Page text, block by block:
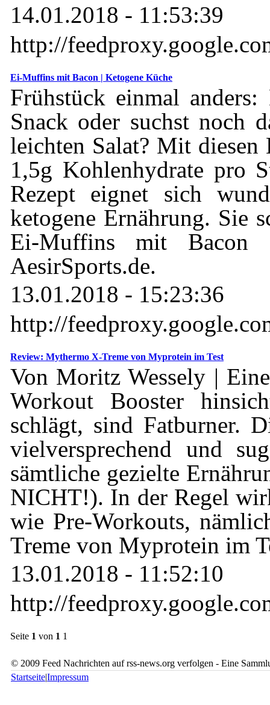
14.01.2018 - 11:53:39
http://
Ei-Muffins mit Bacon | Ketogene Küche
Frühstück einmal
Snack oder suchst noch
leichten Salat? Mit
1,5g Kohlenhydrate pro
Rezept eignet sich
ketogene Ernährung. Sie
Ei-Muffins mit Bacon
AesirSports.de.
13.01.2018 - 15:23:36
http://
Review: Mythermo X-Treme von Myprotein im Test
Von Moritz Wessely |
Workout Booster
schlägt, sind Fatburner.
vielversprechend und
sämtliche gezielte
NICHT!). In der Regel
wie Pre-Workouts,
Treme von Myprotein im
13.01.2018 - 11:52:10
http://
Seite 1 von 1 1
© 2009 Feed Nachrichten auf rss-news.org verfolgen - Eine
Startseite|Impressum